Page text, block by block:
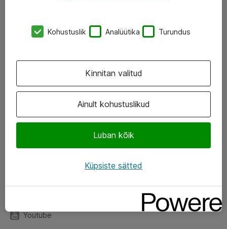
+372 659 3591
Järvevana tee 7b, 10112 Tallinn
Atea kontaktid
Jälgi meid
Youtube
Kohustuslik Analüütika Turundus
Ainult kohustuslikud
Luban kõik
Kinnitan valitud
Küpsiste sätted